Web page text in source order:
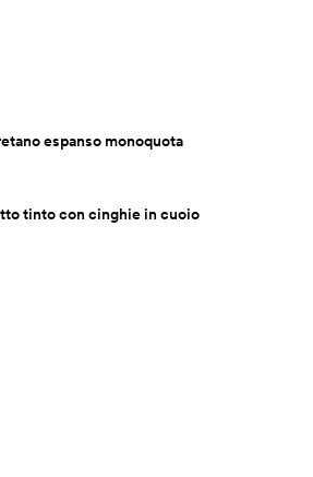
espanso monoquota
tinto con cinghie in cuoio